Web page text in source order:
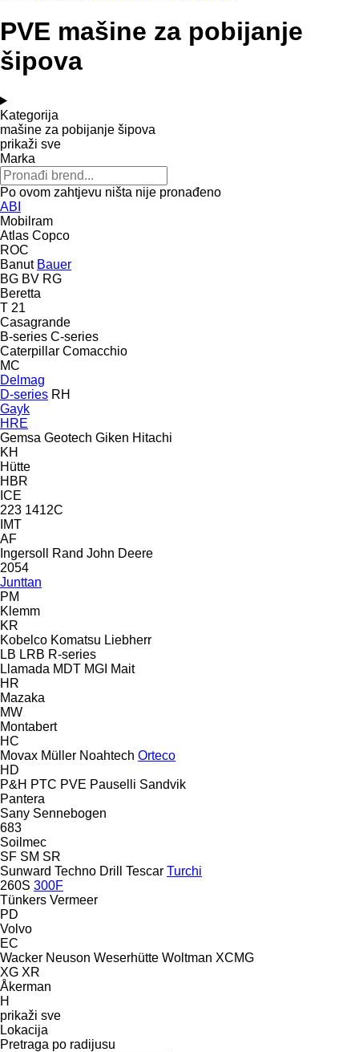
PVE mašine za pobijanje
šipova
Kategorija
mašine za pobijanje šipova
prikaži sve
Marka
Po ovom zahtjevu ništa nije pronađeno
ABI
Mobilram
Atlas Copco
ROC
Banut Bauer
BG BV RG
Beretta
T 21
Casagrande
B-series C-series
Caterpillar Comacchio
MC
Delmag
D-series RH
Gayk
HRE
Gemsa Geotech Giken Hitachi
KH
Hütte
HBR
ICE
223 1412C
IMT
AF
Ingersoll Rand John Deere
2054
Junttan
PM
Klemm
KR
Kobelco Komatsu Liebherr
LB LRB R-series
Llamada MDT MGI Mait
HR
Mazaka
MW
Montabert
HC
Movax Müller Noahtech Orteco
HD
P&H PTC PVE Pauselli Sandvik
Pantera
Sany Sennebogen
683
Soilmec
SF SM SR
Sunward Techno Drill Tescar Turchi
260S 300F
Tünkers Vermeer
PD
Volvo
EC
Wacker Neuson Weserhütte Woltman XCMG
XG XR
Åkerman
H
prikaži sve
Lokacija
Pretraga po radijusu